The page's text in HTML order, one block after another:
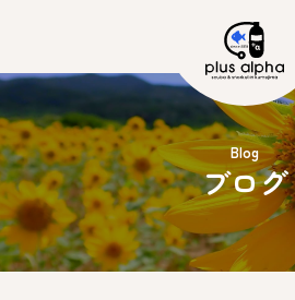
Blog
ブログ